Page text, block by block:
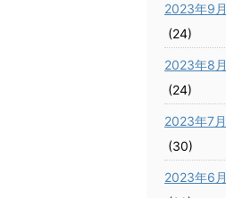
2023年9月
(24)
2023年8月
(24)
2023年7月
(30)
2023年6月